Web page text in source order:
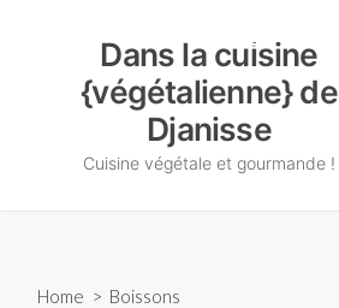
Dans la cuisine
{végétalienne} de
Djanisse
Cuisine végétale et gourmande !
Home > Boissons